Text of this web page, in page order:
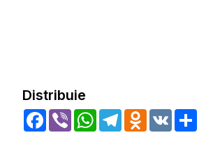
Distribuie
Facebook
Viber WhatsApp
TelegramOdnoklassniki
VK